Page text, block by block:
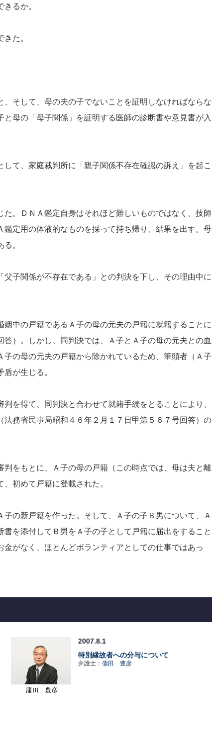
るか。
た。
そして、母の夫の子でないことを証明しなければならな
母の「母子関係」を証明する医師の診断書や意見書が入
て、家庭裁判所に「親子関係不存在確認の訴え」を起こ
。ＤＮＡ鑑定自身はそれほど難しいものではなく、技師
定用の体液的なものを採って持ち帰り、結果を出す。母
。
子関係が不存在である」との判決を下し、その理由中に
中の戸籍であるＡ子の母の元夫の戸籍に就籍することに
）。しかし、同判決では、Ａ子とＡ子の母の元夫との血
の母の元夫の戸籍から除かれているため、筆頭者（Ａ子
が生じる。
を得て、同判決と合わせて就籍手続をとることにより、
務省民事局昭和４６年２月１７日甲第５６７号回答）の
をもとに、Ａ子の母の戸籍（この時点では、母は夫と離
初めて戸籍に登載された。
の新戸籍を作った。そして、Ａ子の子Ｂ男について、Ａ
を添付してＢ男をＡ子の子として戸籍に届出をすること
がなく、ほとんどボランティアとしての仕事ではあっ
2007.8.1
特別縁故者への分与について
弁護士： 蒲田 豊彦